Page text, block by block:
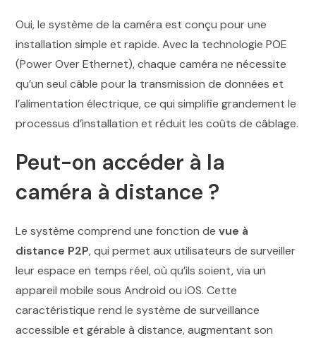
Oui, le système de la caméra est conçu pour une
installation simple et rapide. Avec la technologie POE
(Power Over Ethernet), chaque caméra ne nécessite
qu’un seul câble pour la transmission de données et
l’alimentation électrique, ce qui simplifie grandement le
processus d’installation et réduit les coûts de câblage.
Peut-on accéder à la
caméra à distance ?
Le système comprend une fonction devue à
distance P2P, qui permet aux utilisateurs de surveiller
leur espace en temps réel, où qu’ils soient, via un
appareil mobile sous Android ou iOS. Cette
caractéristique rend le système de surveillance
accessible et gérable à distance, augmentant son